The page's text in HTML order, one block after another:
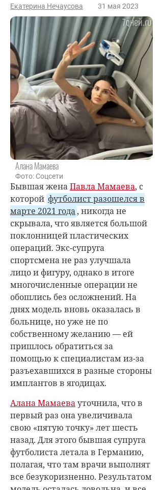
Екатерина Нечаусова 31 мая 2023
Алана Мамаева
Фото: Соцсети
Бывшая женаПавла Мамаева, с
которой футболист разошелся в
марте 2021 года, никогда не
скрывала, что является большой
поклонницей пластических
операций. Экс-супруга
спортсмена не раз улучшала
лицо и фигуру, однако в итоге
многочисленные операции не
обошлись без осложнений. На
днях модель вновь оказалась в
больнице, но уже не по
собственному желанию — ей
пришлось обратиться за
помощью к специалистам из-за
разъехавшихся в разные стороны
имплантов в ягодицах.
Алана Мамаевауточнила, что в
первый раз она увеличивала
свою «пятую точку» лет шесть
назад. Для этого бывшая супруга
футболиста летала в Германию,
полагая, что там врачи выполнят
все безукоризненно. Результатом